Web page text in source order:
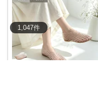
1,047件